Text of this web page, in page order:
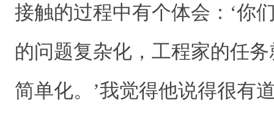
接触的过程中有个体会：‘你
的问题复杂化，工程家的任
简单化。’我觉得他说得很有